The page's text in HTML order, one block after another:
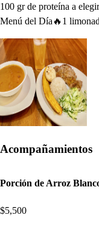
100 gr de proteína a
Menú del Día🔥1
Acompañamientos
Porción de Arroz
$5,500